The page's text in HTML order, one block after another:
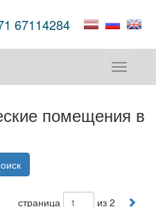
67114284
Toggle
помещения в
страница из 2